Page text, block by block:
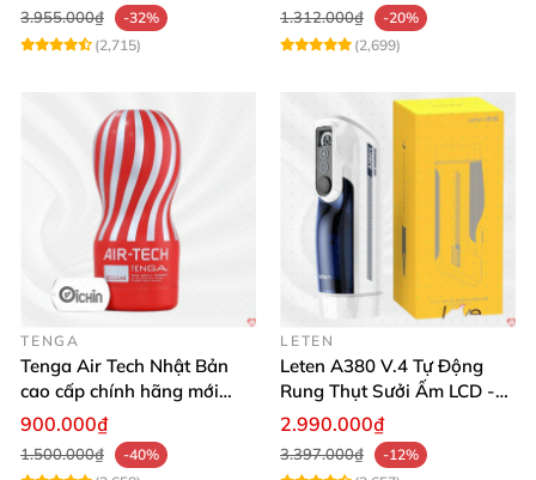
3.955.000₫
-32%
(2,715)
1.312.000₫
-20%
(2,699)
TENGA
Tenga Air Tech Nhật Bản
cao cấp chính hãng mới
seal giá tốt
900.000₫
1.500.000₫
-40%
LETEN
Leten A380 V.4 Tự Động
Rung Thụt Sưởi Ấm LCD -
Mua Ngay
2.990.000₫
3.397.000₫
-12%